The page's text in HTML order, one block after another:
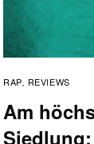
RAP, REVIEWS
Am